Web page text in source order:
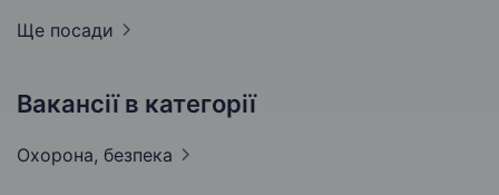
Ще посади
Вакансії в категорії
Охорона, безпека